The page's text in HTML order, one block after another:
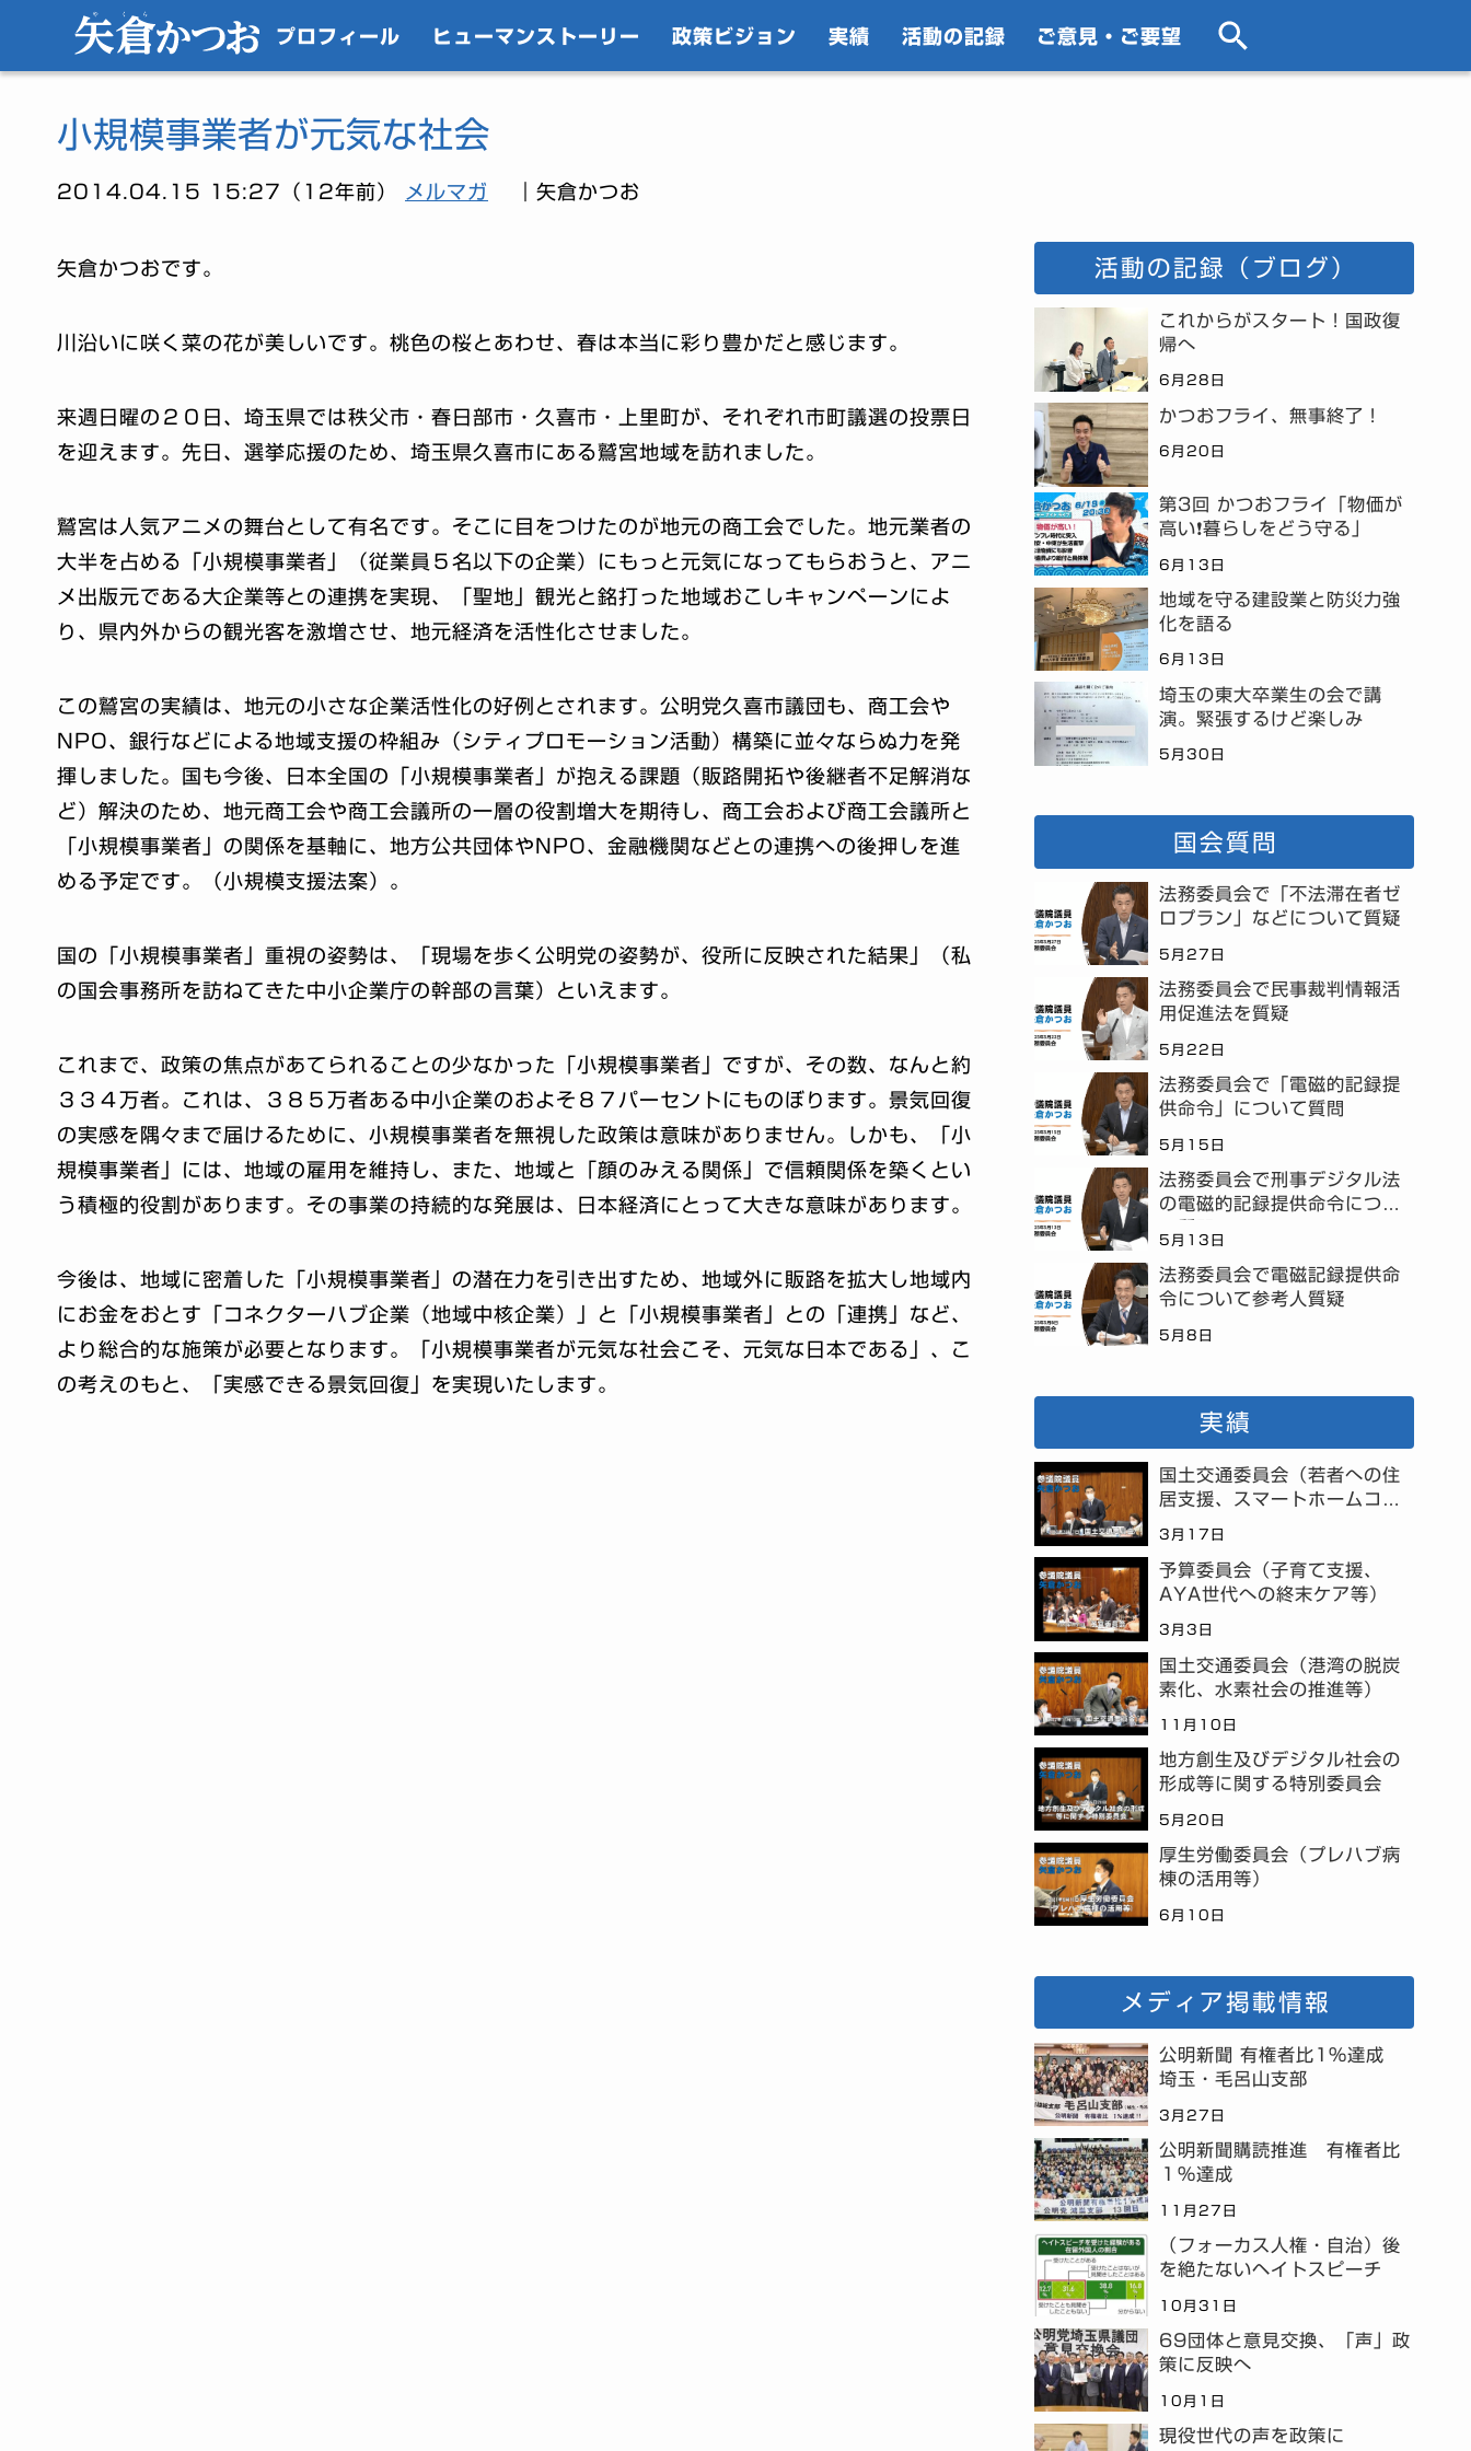
プロフィール ヒューマンストーリー 政策ビジョン 実績 活動の記録 ご意見・ご要望
小規模事業者が元気な社会
2014.04.15 15:27（12年前） メルマガ ｜矢倉かつお
矢倉かつおです。
川沿いに咲く菜の花が美しいです。桃色の桜とあわせ、春は本当に彩り豊かだと感じます。
来週日曜の２０日、埼玉県では秩父市・春日部市・久喜市・上里町が、それぞれ市町議選の投票日
を迎えます。先日、選挙応援のため、埼玉県久喜市にある鷲宮地域を訪れました。
鷲宮は人気アニメの舞台として有名です。そこに目をつけたのが地元の商工会でした。地元業者の
大半を占める「小規模事業者」（従業員５名以下の企業）にもっと元気になってもらおうと、アニ
メ出版元である大企業等との連携を実現、「聖地」観光と銘打った地域おこしキャンペーンによ
り、県内外からの観光客を激増させ、地元経済を活性化させました。
この鷲宮の実績は、地元の小さな企業活性化の好例とされます。公明党久喜市議団も、商工会や
NPO、銀行などによる地域支援の枠組み（シティプロモーション活動）構築に並々ならぬ力を発
揮しました。国も今後、日本全国の「小規模事業者」が抱える課題（販路開拓や後継者不足解消な
ど）解決のため、地元商工会や商工会議所の一層の役割増大を期待し、商工会および商工会議所と
「小規模事業者」の関係を基軸に、地方公共団体やNPO、金融機関などとの連携への後押しを進
める予定です。（小規模支援法案）。
国の「小規模事業者」重視の姿勢は、「現場を歩く公明党の姿勢が、役所に反映された結果」（私
の国会事務所を訪ねてきた中小企業庁の幹部の言葉）といえます。
これまで、政策の焦点があてられることの少なかった「小規模事業者」ですが、その数、なんと約
３３４万者。これは、３８５万者ある中小企業のおよそ８７パーセントにものぼります。景気回復
の実感を隅々まで届けるために、小規模事業者を無視した政策は意味がありません。しかも、「小
規模事業者」には、地域の雇用を維持し、また、地域と「顔のみえる関係」で信頼関係を築くとい
う積極的役割があります。その事業の持続的な発展は、日本経済にとって大きな意味があります。
今後は、地域に密着した「小規模事業者」の潜在力を引き出すため、地域外に販路を拡大し地域内
にお金をおとす「コネクターハブ企業（地域中核企業）」と「小規模事業者」との「連携」など、
より総合的な施策が必要となります。「小規模事業者が元気な社会こそ、元気な日本である」、こ
の考えのもと、「実感できる景気回復」を実現いたします。
活動の記録（ブログ）
これからがスタート！国政復
帰へ
6月28日
かつおフライ、無事終了！
6月20日
第3回 かつおフライ「物価が
高い❗暮らしをどう守る」
6月13日
地域を守る建設業と防災力強
化を語る
6月13日
埼玉の東大卒業生の会で講
演。緊張するけど楽しみ
5月30日
国会質問
法務委員会で「不法滞在者ゼ
ロプラン」などについて質疑
5月27日
法務委員会で民事裁判情報活
用促進法を質疑
5月22日
法務委員会で「電磁的記録提
供命令」について質問
5月15日
法務委員会で刑事デジタル法
の電磁的記録提供命令につい
5月13日
法務委員会で電磁記録提供命
令について参考人質疑
5月8日
実績
国土交通委員会（若者への住
居支援、スマートホームコミ
3月17日
予算委員会（子育て支援、
AYA世代への終末ケア等）
3月3日
国土交通委員会（港湾の脱炭
素化、水素社会の推進等）
11月10日
地方創生及びデジタル社会の
形成等に関する特別委員会
5月20日
厚生労働委員会（プレハブ病
棟の活用等）
6月10日
メディア掲載情報
公明新聞 有権者比1%達成
埼玉・毛呂山支部
3月27日
公明新聞購読推進 有権者比
１％達成
11月27日
（フォーカス人権・自治）後
を絶たないヘイトスピーチ
10月31日
69団体と意見交換、「声」政
策に反映へ
10月1日
現役世代の声を政策に